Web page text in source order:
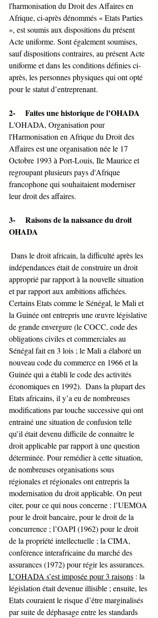
l'harmonisation du Droit des Affaires en
Afrique, ci-après dénommés « Etats Parties
», est soumis aux dispositions du présent
Acte uniforme. Sont également soumises,
sauf dispositions contraires, au présent Acte
uniforme et dans les conditions définies ci-
après, les personnes physiques qui ont opté
pour le statut d’entreprenant.
2-     Faites une historique de l’OHADA
L'OHADA, Organisation pour
l'Harmonisation en Afrique du Droit des
Affaires est une organisation née le 17
Octobre 1993 à Port-Louis, Ile Maurice et
regroupant plusieurs pays d'Afrique
francophone qui souhaitaient moderniser
leur droit des affaires.
3-     Raisons de la naissance du droit
OHADA
Dans le droit africain, la difficulté après les
indépendances était de construire un droit
approprié par rapport à la nouvelle situation
et par rapport aux ambitions affichées.
Certains Etats comme le Sénégal, le Mali et
la Guinée ont entrepris une œuvre législative
de grande envergure (le COCC, code des
obligations civiles et commerciales au
Sénégal fait en 3 lois ; le Mali a élaboré un
nouveau code du commerce en 1966 et la
Guinée qui a établi le code des activités
économiques en 1992).  Dans la plupart des
Etats africains, il y’a eu de nombreuses
modifications par touche successive qui ont
entrainé une situation de confusion telle
qu’il était devenu difficile de connaitre le
droit applicable par rapport à une question
déterminée. Pour remédier à cette situation,
de nombreuses organisations sous
régionales et régionales ont entrepris la
modernisation du droit applicable. On peut
citer, pour ce qui nous concerne : l’UEMOA
pour le droit bancaire, pour le droit de la
concurrence ; l’OAPI (1962) pour le droit
de la propriété intellectuelle ; la CIMA,
conférence interafricaine du marché des
assurances (1972) pour régir les assurances.
L’OHADA s’est imposée pour 3 raisons : la
législation était devenue illisible ; ensuite, les
Etats couraient le risque d’être marginalisés
par suite de déphasage entre les standards